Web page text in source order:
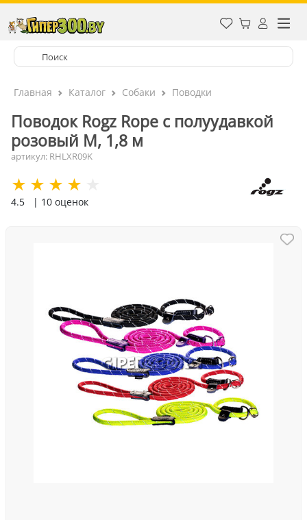
Главная Каталог Собаки Поводки
Поводок Rogz Rope с полуудавкой
розовый M, 1,8 м
артикул: RHLXR09K
4.5 | 10 оценок